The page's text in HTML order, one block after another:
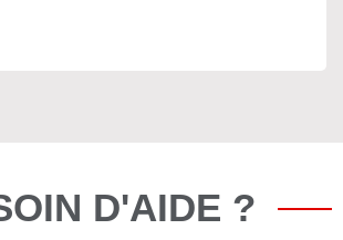
D'AIDE ?